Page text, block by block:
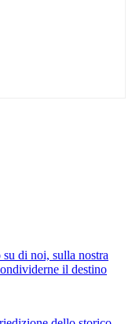
di noi, sulla nostra
il destino